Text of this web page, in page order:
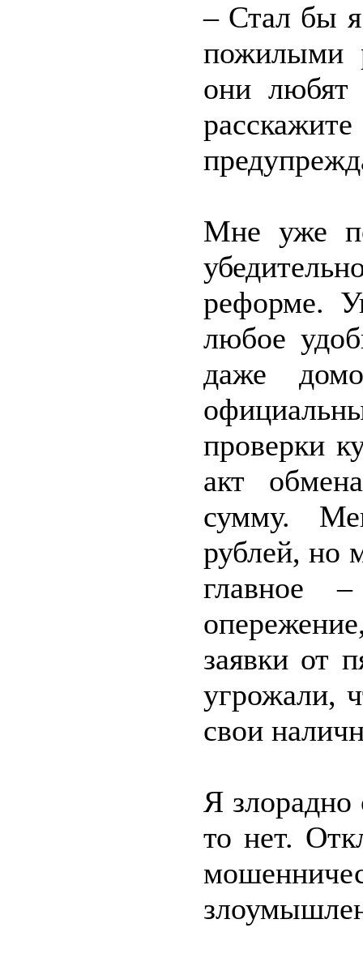
– Стал бы я
пожилыми
они любят
Мне уже
реформе.
любое
даже
проверки
акт
сумму.
рублей, но
главное
заявки от
угрожали,
свои
Я
то нет.